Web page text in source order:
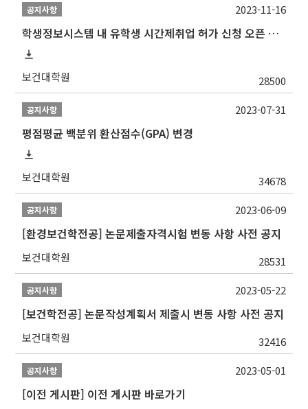
공지사항
학생정보시스템 내 유학생 시간제취업 허가 신청 오픈 안내
보건대학원 28500
2023-11-16
공지사항
평점평균 백분위 환산점수(GPA) 변경
보건대학원 34678
2023-07-31
공지사항
[환경보건학전공] 논문제출자격시험 변동 사항 사전 공지
보건대학원 28531
2023-06-09
공지사항
[보건학전공] 논문작성계획서 제출시 변동 사항 사전 공지
보건대학원 32416
2023-05-22
공지사항
[이전 게시판] 이전 게시판 바로가기
2023-05-01